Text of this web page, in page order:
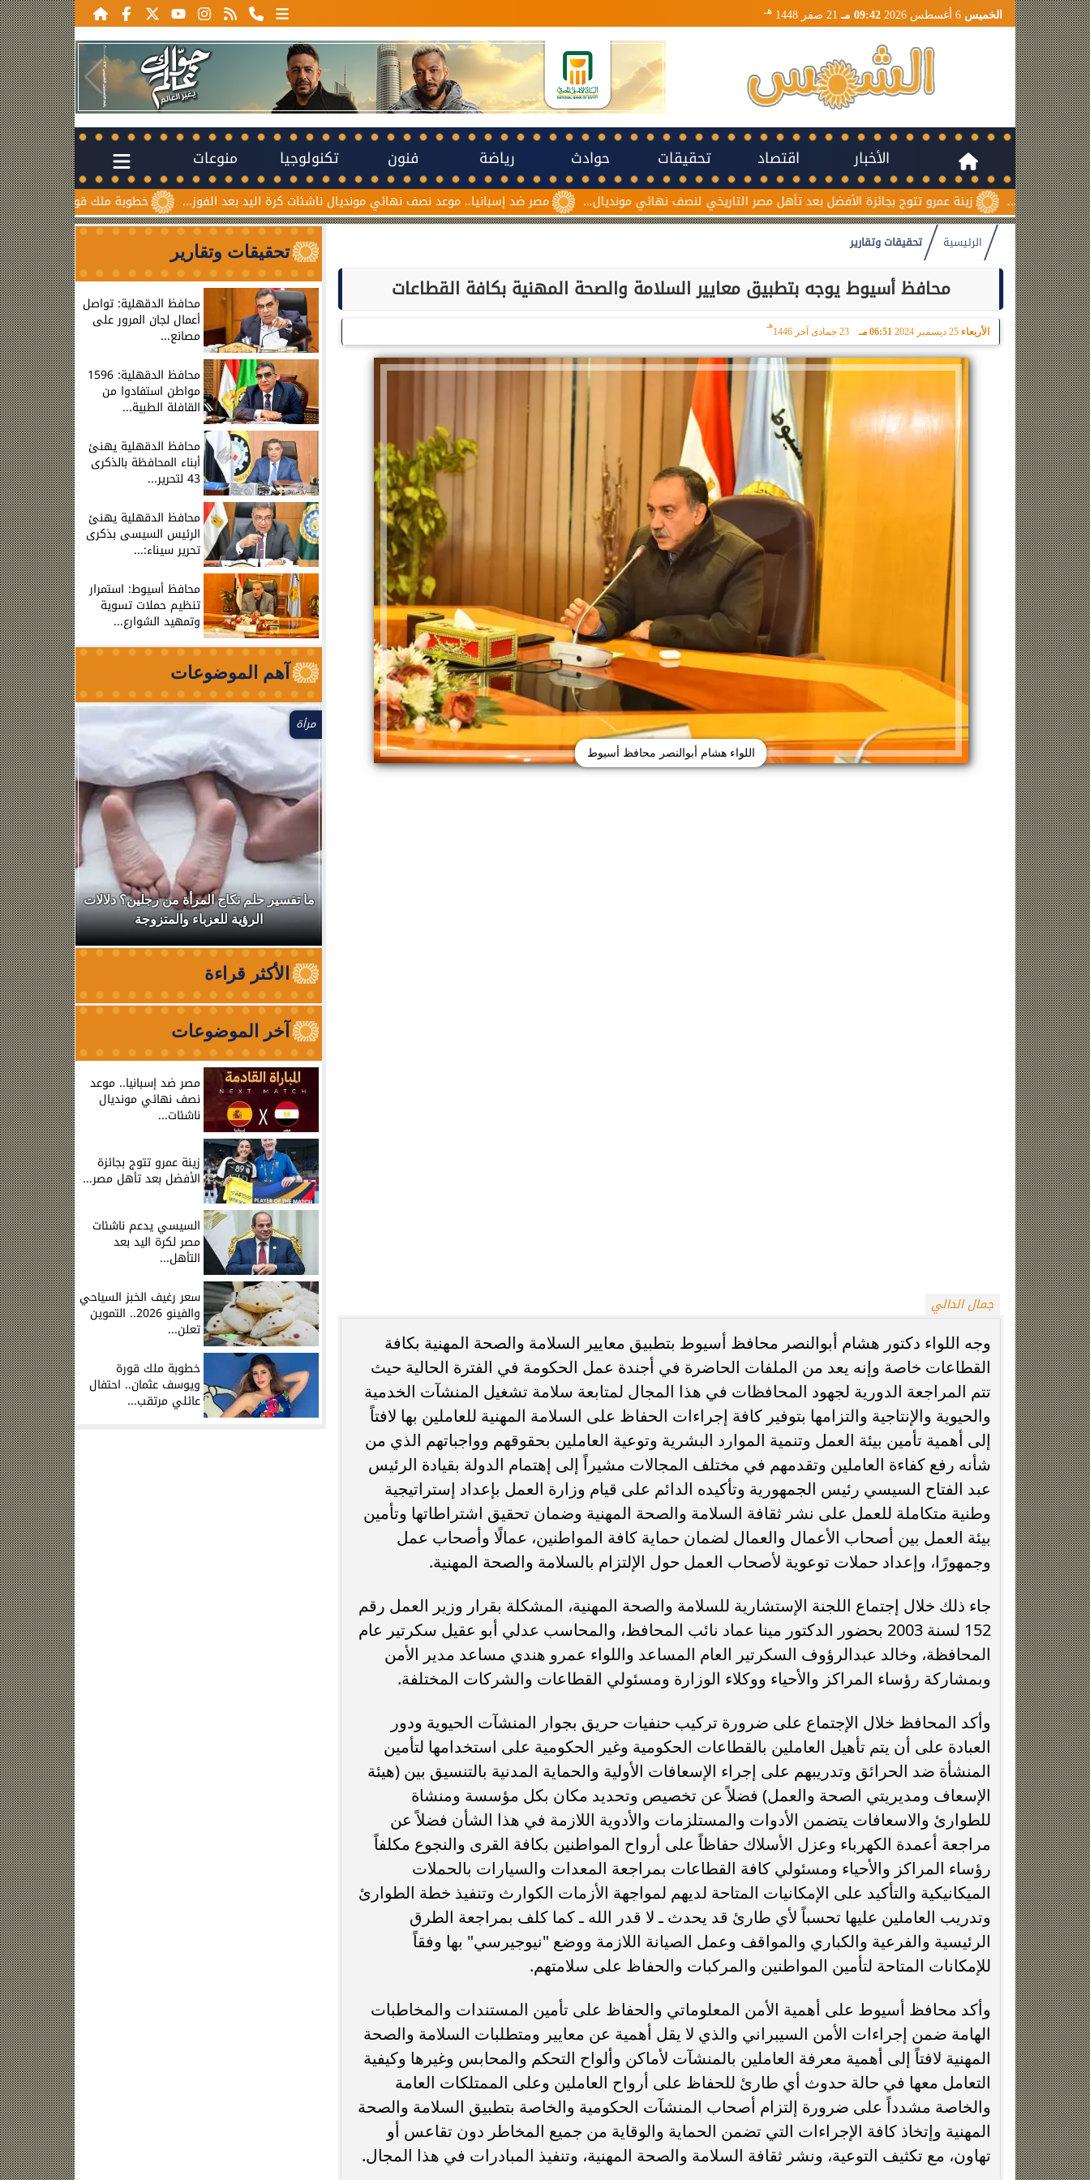
الخميس 09:42 مـ 21 صفر 1448 هـ
الأخبار اقتصاد تحقيقات حوادث رياضة فنون تكنولوجيا منوعات
خطوبة ملك قورة ويوسف عثمان.. احتفال مصر ضد إسبانيا.. موعد نصف نهائي مونديال ناشئات كرة اليد بعد الفوز... زينة عمرو تتوج بجائزة الأفضل بعد تأهل مصر التاريخي لنصف نهائي مونديال...
الرئيسية تحقيقات وتقارير
محافظ أسيوط يوجه بتطبيق معايير السلامة والصحة المهنية بكافة القطاعات
الأربعاء 25 ديسمبر 2024 06:51 مـ 23 جمادى آخر 1446
هـ
اللواء هشام أبوالنصر محافظ أسيوط
جمال الدالي
وجه اللواء دكتور هشام أبوالنصر محافظ أسيوط بتطبيق معايير السلامة والصحة المهنية بكافة
القطاعات خاصة وإنه يعد من الملفات الحاضرة في أجندة عمل الحكومة في الفترة الحالية حيث
تتم المراجعة الدورية لجهود المحافظات في هذا المجال لمتابعة سلامة تشغيل المنشآت الخدمية
والحيوية والإنتاجية والتزامها بتوفير كافة إجراءات الحفاظ على السلامة المهنية للعاملين بها لافتاً
إلى أهمية تأمين بيئة العمل وتنمية الموارد البشرية وتوعية العاملين بحقوقهم وواجباتهم الذي من
شأنه رفع كفاءة العاملين وتقدمهم في مختلف المجالات مشيراً إلى إهتمام الدولة بقيادة الرئيس
عبد الفتاح السيسي رئيس الجمهورية وتأكيده الدائم على قيام وزارة العمل بإعداد إستراتيجية
وطنية متكاملة للعمل على نشر ثقافة السلامة والصحة المهنية وضمان تحقيق اشتراطاتها وتأمين
بيئة العمل بين أصحاب الأعمال والعمال لضمان حماية كافة المواطنين، عمالًا وأصحاب عمل
وجمهورًا، وإعداد حملات توعوية لأصحاب العمل حول الإلتزام بالسلامة والصحة المهنية.
جاء ذلك خلال إجتماع اللجنة الإستشارية للسلامة والصحة المهنية، المشكلة بقرار وزير العمل رقم
152 لسنة 2003 بحضور الدكتور مينا عماد نائب المحافظ، والمحاسب عدلي أبو عقيل سكرتير عام
المحافظة، وخالد عبدالرؤوف السكرتير العام المساعد واللواء عمرو هندي مساعد مدير الأمن
وبمشاركة رؤساء المراكز والأحياء ووكلاء الوزارة ومسئولي القطاعات والشركات المختلفة.
وأكد المحافظ خلال الإجتماع على ضرورة تركيب حنفيات حريق بجوار المنشآت الحيوية ودور
العبادة على أن يتم تأهيل العاملين بالقطاعات الحكومية وغير الحكومية على استخدامها لتأمين
المنشأة ضد الحرائق وتدريبهم على إجراء الإسعافات الأولية والحماية المدنية بالتنسيق بين (هيئة
الإسعاف ومديريتي الصحة والعمل) فضلاً عن تخصيص وتحديد مكان بكل مؤسسة ومنشاة
للطوارئ والاسعافات يتضمن الأدوات والمستلزمات والأدوية اللازمة في هذا الشأن فضلاً عن
مراجعة أعمدة الكهرباء وعزل الأسلاك حفاظاً على أرواح المواطنين بكافة القرى والنجوع مكلفاً
رؤساء المراكز والأحياء ومسئولي كافة القطاعات بمراجعة المعدات والسيارات بالحملات
الميكانيكية والتأكيد على الإمكانيات المتاحة لديهم لمواجهة الأزمات الكوارث وتنفيذ خطة الطوارئ
وتدريب العاملين عليها تحسباً لأي طارئ قد يحدث ـ لا قدر الله ـ كما كلف بمراجعة الطرق
الرئيسية والفرعية والكباري والمواقف وعمل الصيانة اللازمة ووضع "نيوجيرسي" بها وفقاً
للإمكانات المتاحة لتأمين المواطنين والمركبات والحفاظ على سلامتهم.
وأكد محافظ أسيوط على أهمية الأمن المعلوماتي والحفاظ على تأمين المستندات والمخاطبات
الهامة ضمن إجراءات الأمن السيبراني والذي لا يقل أهمية عن معايير ومتطلبات السلامة والصحة
المهنية لافتاً إلى أهمية معرفة العاملين بالمنشآت لأماكن وألواح التحكم والمحابس وغيرها وكيفية
التعامل معها في حالة حدوث أي طارئ للحفاظ على أرواح العاملين وعلى الممتلكات العامة
والخاصة مشدداً على ضرورة إلتزام أصحاب المنشآت الحكومية والخاصة بتطبيق السلامة والصحة
المهنية وإتخاذ كافة الإجراءات التي تضمن الحماية والوقاية من جميع المخاطر دون تقاعس أو
تهاون، مع تكثيف التوعية، ونشر ثقافة السلامة والصحة المهنية، وتنفيذ المبادرات في هذا المجال.
تحقيقات وتقارير
محافظ الدقهلية: تواصل
أعمال لجان المرور على
مصانع...
محافظ الدقهلية: 1596
مواطن استفادوا من
القافلة الطبية...
محافظ الدقهلية يهنئ
أبناء المحافظة بالذكرى
43 لتحرير...
محافظ الدقهلية يهنئ
الرئيس السيسى بذكرى
تحرير سيناء:...
محافظ أسيوط: استمرار
تنظيم حملات تسوية
وتمهيد الشوارع...
آهم الموضوعات
زينة عمرو تتوج بجائزة الأفضل بعد تأهل مصر
التاريخي لنصف نهائي مونديال...
مرأة
ما تفسير حلم نكاح المرأة من رجلين؟ دلالات
الرؤية للعزباء والمتزوجة
نقابة
من
الأكثر قراءة
آخر الموضوعات
مصر ضد إسبانيا.. موعد
نصف نهائي مونديال
ناشئات...
زينة عمرو تتوج بجائزة
الأفضل بعد تأهل مصر...
السيسي يدعم ناشئات
مصر لكرة اليد بعد
التأهل...
سعر رغيف الخبز السياحي
والفينو 2026.. التموين
تعلن...
خطوبة ملك قورة
ويوسف عثمان.. احتفال
عائلي مرتقب...